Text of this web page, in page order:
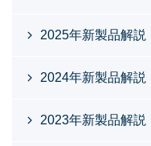
2025年新製品解説
2024年新製品解説
2023年新製品解説